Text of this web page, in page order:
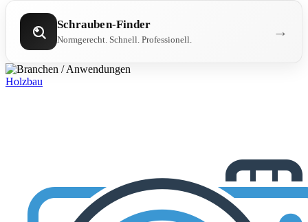
Schrauben-Finder
Normgerecht. Schnell. Professionell. →
Holzbau